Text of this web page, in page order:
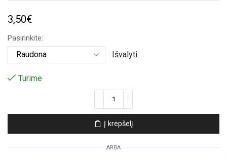
3,50€
Pasirinkite:
Išvalyti
Turime
Rašiklis
„Kompiuteristas“
Į krepšelį
ARBA